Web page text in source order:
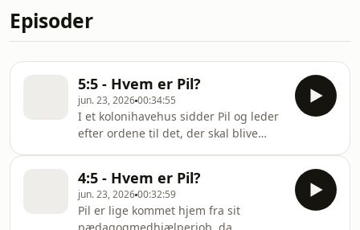
Episoder
5:5 - Hvem er Pil?
jun. 23, 202600:34:55
I et kolonihavehus sidder Pil og leder
efter ordene til det, der skal blive
til hende selv: Hvad er du bange for?
Og da drømmen så endelig begynder
at blive til virkelighed, melder et nyt
4:5 - Hvem er Pil?
jun. 23, 202600:32:59
Pil er lige kommet hjem fra sit